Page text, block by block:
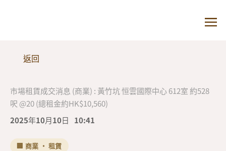
返回
市場租賃成交消息 (商業) : 黃竹坑 恒雲國際中心 612室 約528
呎 @20 (總租金約HK$10,560)
2025年10月10日
10:41
🏢 商業 · 租賃